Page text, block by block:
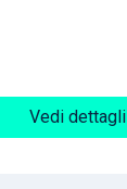
Vedi dettagli